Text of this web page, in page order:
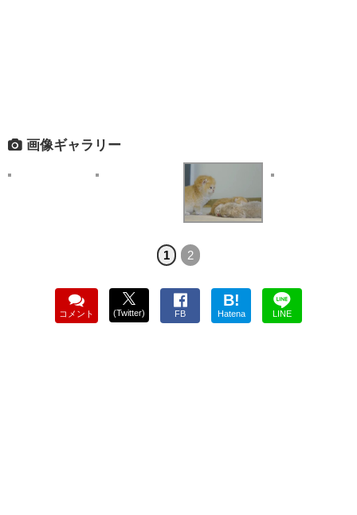
画像ギャラリー
1 2
コメント (Twitter) FB
B!
Hatena LINE